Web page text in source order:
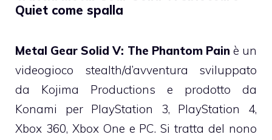
Quiet come spalla
Metal Gear Solid V: The Phantom Pain è un
videogioco stealth/d’avventura sviluppato
da Kojima Productions e prodotto da
Konami per PlayStation 3, PlayStation 4,
Xbox 360, Xbox One e PC. Si tratta del nono